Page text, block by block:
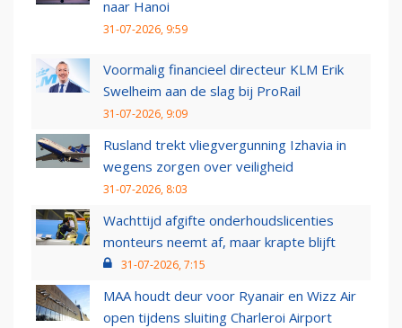
naar Hanoi
31-07-2026, 9:59
Voormalig financieel directeur KLM Erik
Swelheim aan de slag bij ProRail
31-07-2026, 9:09
Rusland trekt vliegvergunning Izhavia in
wegens zorgen over veiligheid
31-07-2026, 8:03
Wachttijd afgifte onderhoudslicenties
monteurs neemt af, maar krapte blijft
31-07-2026, 7:15
MAA houdt deur voor Ryanair en Wizz Air
open tijdens sluiting Charleroi Airport